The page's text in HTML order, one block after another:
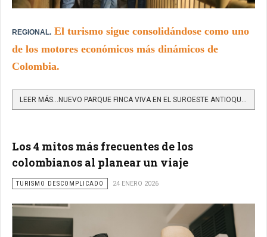
REGIONAL. El turismo sigue consolidándose como uno
de los motores económicos más dinámicos de
Colombia.
LEER MÁS…NUEVO PARQUE FINCA VIVA EN EL SUROESTE ANTIOQUEÑO CONECTA TURISMO, NATURALEZA Y CULTURA CAMPESINA
Los 4 mitos más frecuentes de los
colombianos al planear un viaje
TURISMO DESCOMPLICADO 24 ENERO 2026